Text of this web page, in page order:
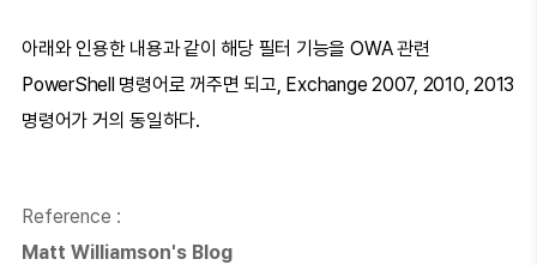
아래와 인용한 내용과 같이 해당 필터 기능을 OWA 관련
PowerShell 명령어로 꺼주면 되고, Exchange 2007, 2010, 2013
명령어가 거의 동일하다.
Reference :
Matt Williamson's Blog